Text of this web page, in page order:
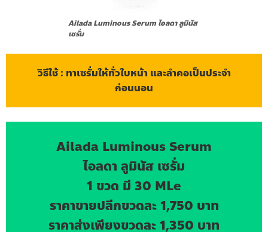
Ailada Luminous Serum ไอลดา ลูมินัส
เซรั่ม
วิธีใช้ : ทาเซรั่มให้ทั่วใบหน้า และลำคอเป็นประจำ
ก่อนนอน
Ailada Luminous Serum
ไอลดา ลูมินัส เซรั่ม
1 ขวด มี 30 MLe
ราคาขายปลีกขวดละ 1,750 บาท
ราคาส่งเพียงขวดละ 1,350 บาท